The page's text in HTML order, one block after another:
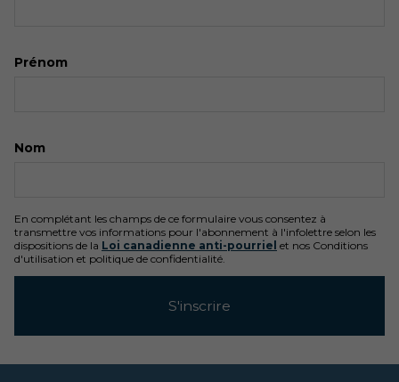
Prénom
Nom
En complétant les champs de ce formulaire vous consentez à
transmettre vos informations pour l'abonnement à l'infolettre selon les
dispositions de la Loi canadienne anti-pourriel et nos Conditions
d'utilisation et politique de confidentialité.